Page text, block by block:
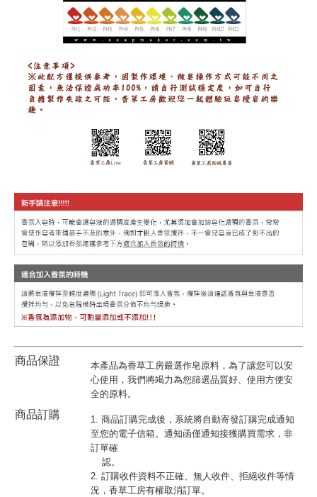
商品保證
本產品為香草工房嚴選作皂原料，為了讓您可以安
心使用，我們將竭力為您篩選品質好、使用方便安
全的原料。
商品訂購
1. 商品訂購完成後，系統將自動寄發訂購完成通知
至您的電子信箱。通知函僅通知接獲購買需求，非
訂單確
認。
2. 訂購收件資料不正確、無人收件、拒絕收件等情
況，香草工房有權取消訂單。